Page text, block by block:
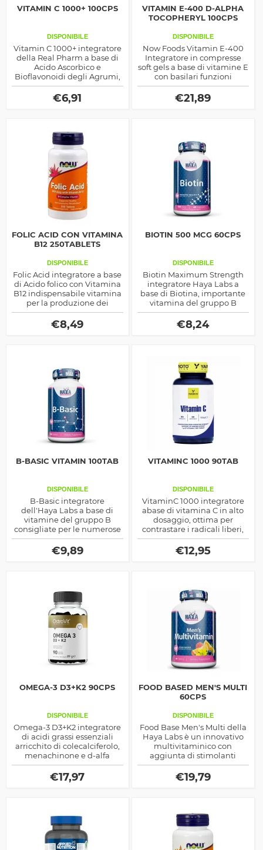
VITAMIN C 1000+ 100CPS
DISPONIBILE
Vitamin C 1000+ integratore
della Real Pharm a base di
Acido Ascorbico e
Bioflavonoidi degli Agrumi,
ideale per contrastare i
radicali liberi e aumentare le
difese immunitarie.
€6,91
VITAMIN E-400 D-ALPHA
TOCOPHERYL 100CPS
DISPONIBILE
Now Foods Vitamin E-400
Integratore in compresse
soft gels a base di vitamine E
con basilari funzioni
antiossidanti, prodotto dalla
Now Foods
€21,89
FOLIC ACID CON VITAMINA
B12 250TABLETS
DISPONIBILE
Folic Acid integratore a base
di Acido folico con Vitamina
B12 indispensabile vitamina
per la produzione dei
globuli rossi, prodotto
dall'azienda Now Foods
€8,49
BIOTIN 500 MCG 60CPS
DISPONIBILE
Biotin Maximum Strength
integratore Haya Labs a
base di Biotina, importante
vitamina del gruppo B
responsabile di numerose
proprietà benefiche per la
pelle, unghie e capelli.
€8,24
B-BASIC VITAMIN 100TAB
DISPONIBILE
B-Basic integratore
dell'Haya Labs a base di
vitamine del gruppo B
consigliate per le numerose
proprietà benefiche per
l'organismo sia come
antiossidante che detox
€9,89
VITAMINC 1000 90TAB
DISPONIBILE
VitaminC 1000 integratore
abase di vitamina C in alto
dosaggio, ottima per
contrastare i radicali liberi,
sostenere le difese
immunitarie ed anche la
prestanza fisico sportiva
€12,95
OMEGA-3 D3+K2 90CPS
DISPONIBILE
Omega-3 D3+K2 integratore
di acidi grassi essenziali
arricchito di colecalciferolo,
menachinone e d-alfa
toceferolo, ottimo
antiossidante ma anche di
sostegno alla densità delle
€17,97
FOOD BASED MEN'S MULTI
60CPS
DISPONIBILE
Food Base Men's Multi della
Haya Labs è un innovativo
multivitaminico con
aggiunta di stimolanti
naturali ed enzimi digestivi
per la salute dell'organismo.
€19,79